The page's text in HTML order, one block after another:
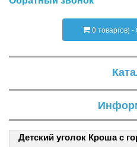
0 товар(ов) -
Детский уголок Кроша с